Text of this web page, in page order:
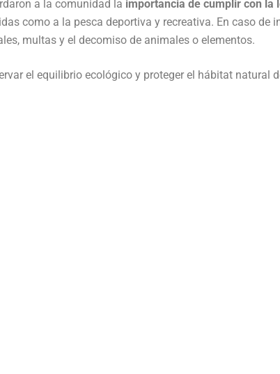
a la comunidad la importancia de cumplir con la
como a la pesca deportiva y recreativa. En caso de
multas y el decomiso de animales o elementos.
el equilibrio ecológico y proteger el hábitat natural